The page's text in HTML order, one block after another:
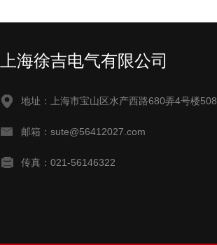
上海徐吉电气有限公司
地址：上海市宝山区水产西路680弄4号楼508
邮箱：sute@56412027.com
传真：021-56146322